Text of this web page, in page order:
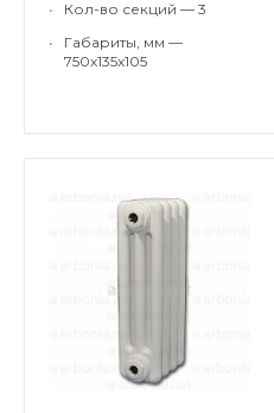
•
Кол-во секций — 3
•
Габариты, мм —
750x135x105